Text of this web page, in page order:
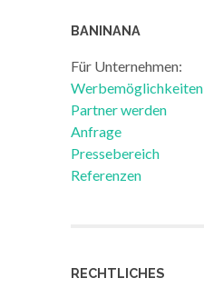
BANINANA
Für Unternehmen:
Werbemöglichkeiten
Partner werden
Anfrage
Pressebereich
Referenzen
RECHTLICHES